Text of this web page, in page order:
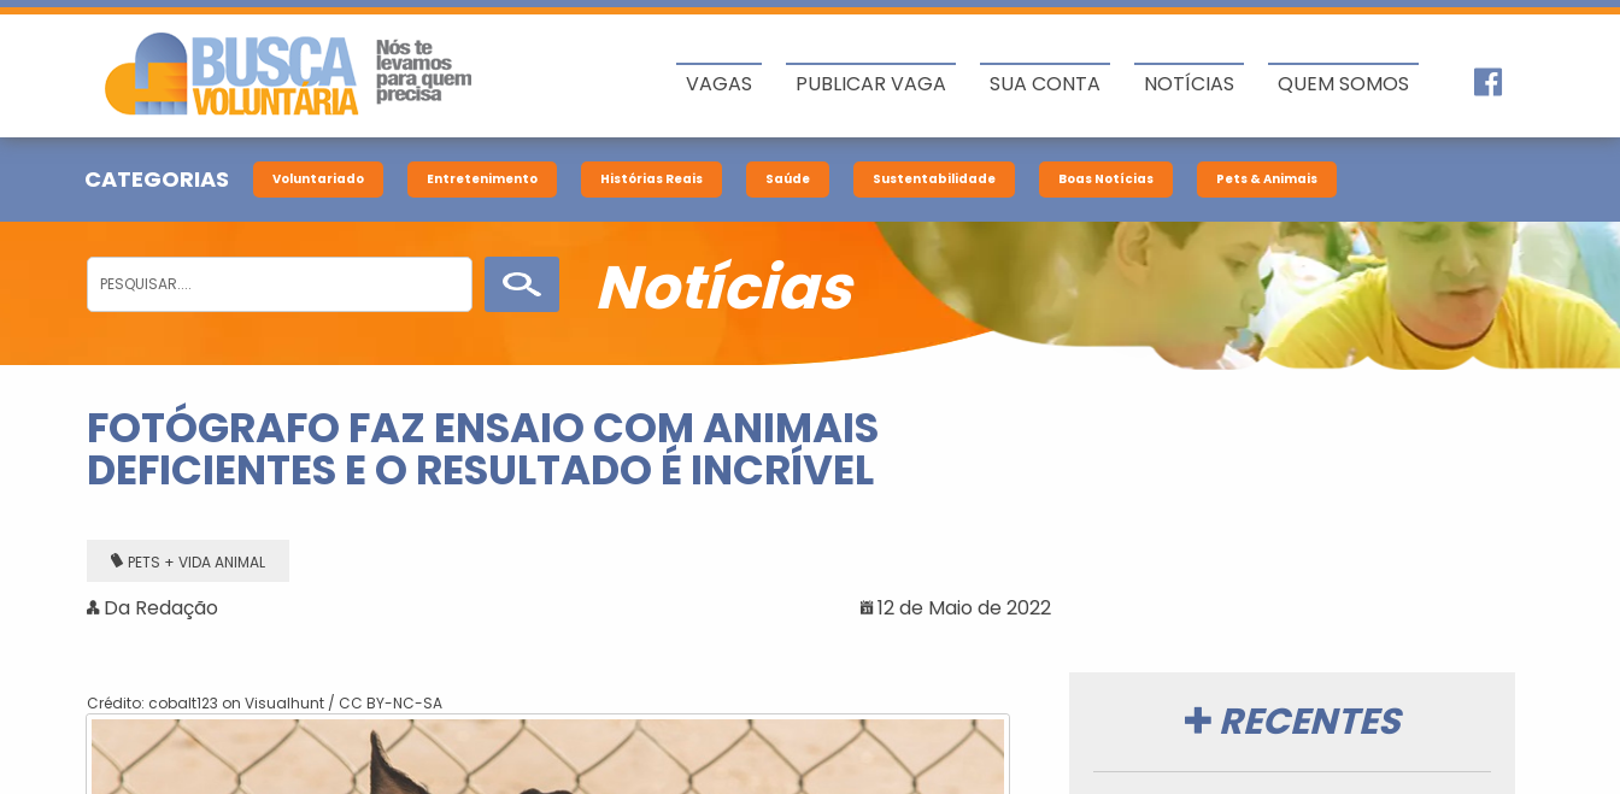
VAGAS PUBLICAR VAGA SUA CONTA NOTÍCIAS QUEM SOMOS
CATEGORIAS Voluntariado Entretenimento Histórias Reais Saúde Sustentabilidade Boas Notícias Pets & Animais
Notícias
FOTÓGRAFO FAZ ENSAIO COM ANIMAIS
DEFICIENTES E O RESULTADO É INCRÍVEL
PETS + VIDA ANIMAL
Da Redação 12 de Maio de 2022
Crédito: cobalt123 on Visualhunt / CC BY-NC-SA RECENTES